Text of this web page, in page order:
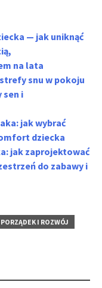
— jak uniknąć
na lata
snu w pokoju
sen i
jak wybrać
dziecka
jak zaprojektować
do zabawy i
I ROZWÓJ